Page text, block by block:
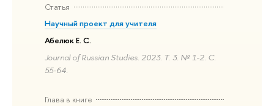
Статья
Научный проект для учителя
Абелюк Е. С.
Journal of Russian Studies. 2023. Т. 3. № 1-2. С.
55-64.
Глава в книге